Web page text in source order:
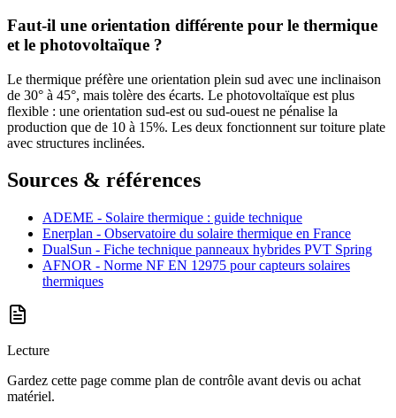
Faut-il une orientation différente pour le thermique
et le photovoltaïque ?
Le thermique préfère une orientation plein sud avec une inclinaison
de 30° à 45°, mais tolère des écarts. Le photovoltaïque est plus
flexible : une orientation sud-est ou sud-ouest ne pénalise la
production que de 10 à 15%. Les deux fonctionnent sur toiture plate
avec structures inclinées.
Sources & références
ADEME - Solaire thermique : guide technique
Enerplan - Observatoire du solaire thermique en France
DualSun - Fiche technique panneaux hybrides PVT Spring
AFNOR - Norme NF EN 12975 pour capteurs solaires
thermiques
Lecture
Gardez cette page comme plan de contrôle avant devis ou achat
matériel.